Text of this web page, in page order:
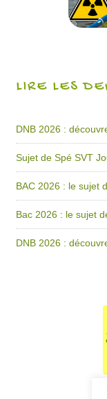
LIRE LES
DNB 2026 :
Sujet de Spé SVT
BAC 2026 : le sujet
Bac 2026 : le sujet
DNB 2026 :